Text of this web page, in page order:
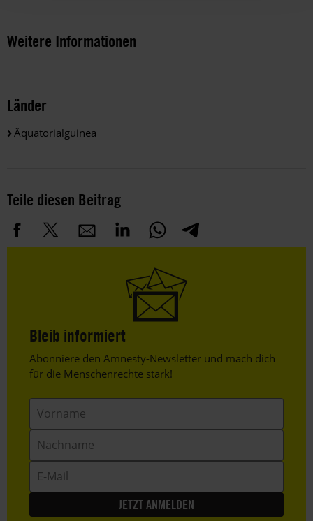
Weitere Informationen
Länder
Äquatorialguinea
Teile diesen Beitrag
Bleib informiert
Header
Text
Abonniere den Amnesty-Newsletter und mach dich
für die Menschenrechte stark!
Mail